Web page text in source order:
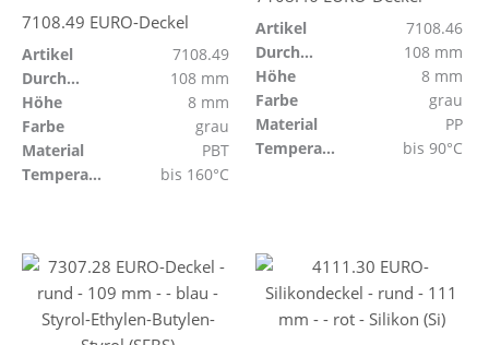
7108.49 EURO-Deckel
Artikel
7108.49
Durchmesser
108 mm
Höhe
8 mm
Farbe
grau
Material
PBT
Temperaturbeständig
bis 160°C
Artikel
7108.46
Durchmesser
108 mm
Höhe
8 mm
Farbe
grau
Material
PP
Temperaturbeständig
bis 90°C